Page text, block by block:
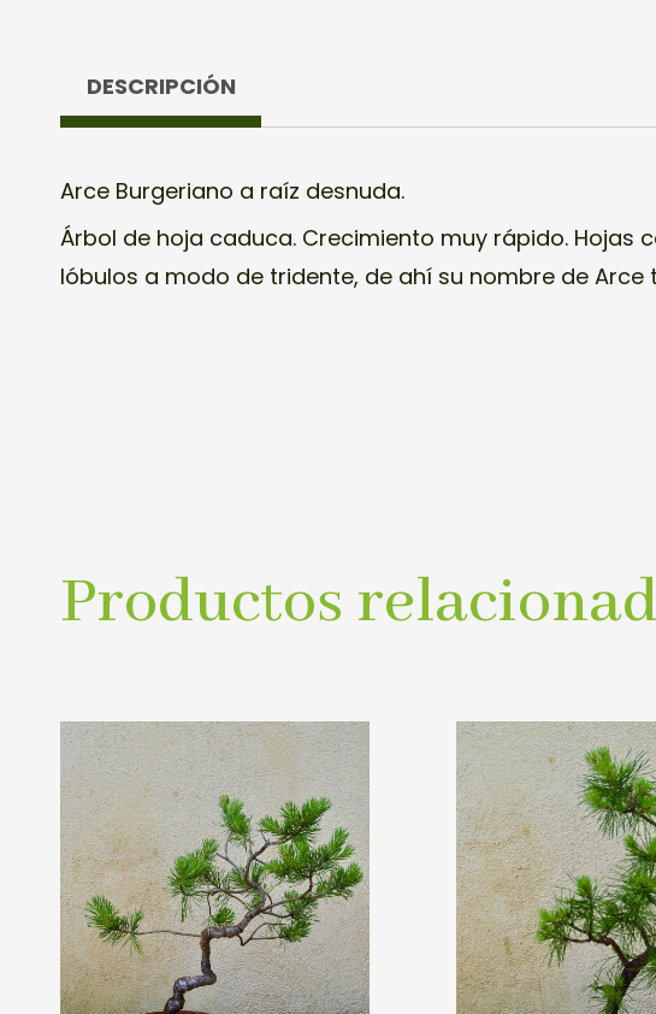
DESCRIPCIÓN
Arce Burgeriano a raíz desnuda.
Árbol de hoja caduca. Crecimiento muy rápido. Hojas
lóbulos a modo de tridente, de ahí su nombre de Arce
Productos